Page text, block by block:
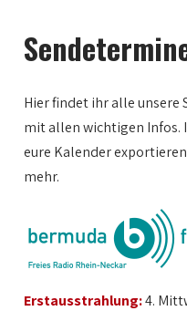
Hier findet ihr alle unsere
mit allen wichtigen Infos.
eure Kalender
mehr.
Erstausstrahlung:4.